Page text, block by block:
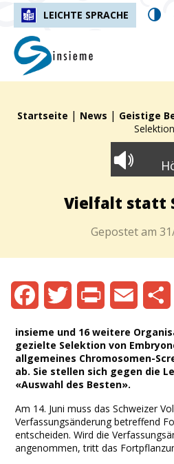
LEICHTE SPRACHE
insieme.ch
Fil d'Ariane :
Startseite | News | Geistige
Selektion
Vielfalt statt
Gepostet am
insieme und 16 weitere
gezielte Selektion von
allgemeines Chromosomen-
ab. Sie stellen sich gegen die
«Auswahl des Besten».
Am 14. Juni muss das Schweizer
Verfassungsänderung betreffend
entscheiden. Wird die
angenommen, tritt das